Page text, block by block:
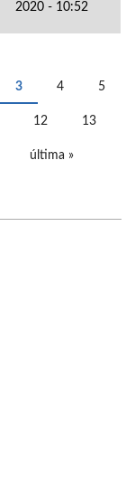
2020 - 10:52
3 4 5
12 13
última »